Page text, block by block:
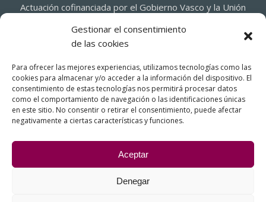
Gestionar el consentimiento
de las cookies
Para ofrecer las mejores experiencias, utilizamos tecnologías como las
cookies para almacenar y/o acceder a la información del dispositivo. El
consentimiento de estas tecnologías nos permitirá procesar datos
como el comportamiento de navegación o las identificaciones únicas
en este sitio. No consentir o retirar el consentimiento, puede afectar
negativamente a ciertas características y funciones.
Aceptar
Denegar
Actuación cofinanciada por el Gobierno Vasco y la Unión
Regional 2021-2027 (FEDER)
© Copyright - FIASA, Fundición Inyectada de Aluminio para la Industria